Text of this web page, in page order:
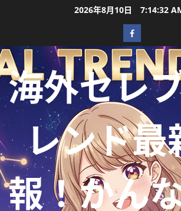
2026年8月10日 7:14:33
海外セレ
レンド最
報！かん